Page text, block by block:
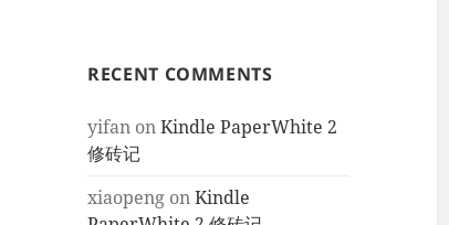
RECENT COMMENTS
yifan onKindle PaperWhite 2
修砖记
xiaopeng onKindle